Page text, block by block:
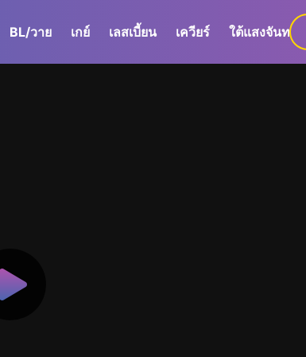
BL/วาย เกย์ เลสเบี้ยน เควียร์ ใต้แสงจันทร์